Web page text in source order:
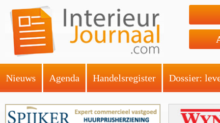
Nieuws Agenda Handelsregister Dossier: